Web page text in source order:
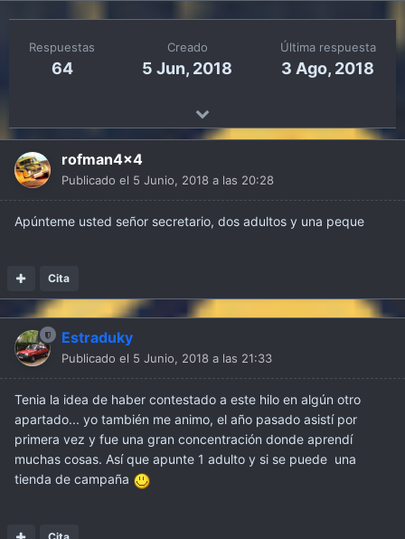
Respuestas
64
Creado
5 Jun, 2018
Última respuesta
3 Ago, 2018
rofman4x4
Publicado el 5 Junio, 2018 a las 20:28
Apúnteme usted señor secretario, dos adultos y una peque
Cita
Estraduky
Publicado el 5 Junio, 2018 a las 21:33
Tenia la idea de haber contestado a este hilo en algún otro
apartado... yo también me animo, el año pasado asistí por
primera vez y fue una gran concentración donde aprendí
muchas cosas. Así que apunte 1 adulto y si se puede una
tienda de campaña